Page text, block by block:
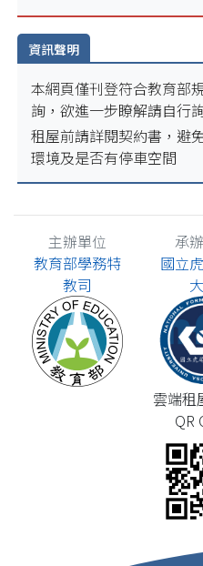
資訊聲明
本網頁僅刊登符合教育部
詢，欲進一步瞭解請自行
租屋前請詳閱契約書，避
環境及是否有停車空間
主辦單位
教育部學務特
教司
承
國立
雲端租
QR